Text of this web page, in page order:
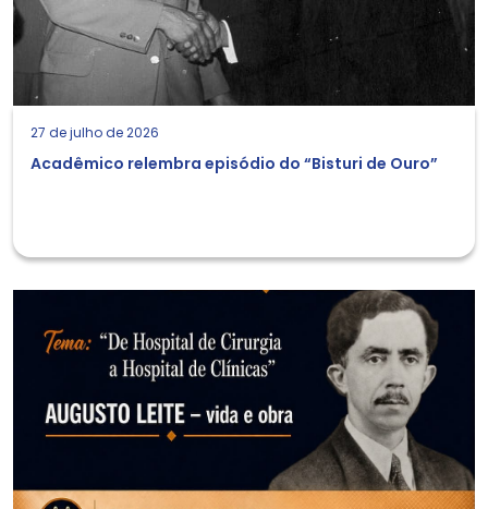
27 de julho de 2026
Acadêmico relembra episódio do “Bisturi de Ouro”